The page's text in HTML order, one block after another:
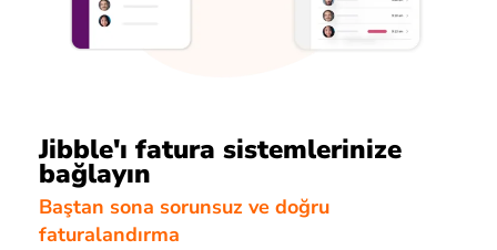
Jibble'ı fatura sistemlerinize
bağlayın
Baştan sona sorunsuz ve doğru
faturalandırma